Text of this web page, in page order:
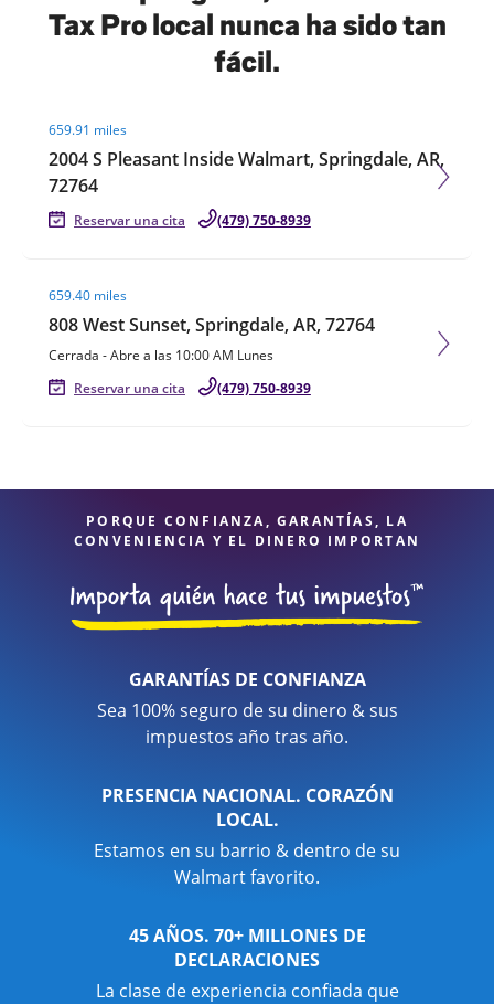
Tax Pro local nunca ha sido tan
fácil.
659.91 miles
2004 S Pleasant Inside Walmart, Springdale, AR,
72764
Reservar una cita (479) 750-8939
659.40 miles
808 West Sunset, Springdale, AR, 72764
Cerrada -Abre a las 10:00 AM Lunes
Reservar una cita
(479) 750-8939
PORQUE CONFIANZA, GARANTÍAS, LA
CONVENIENCIA Y EL DINERO IMPORTAN
GARANTÍAS DE CONFIANZA
Sea 100% seguro de su dinero & sus
impuestos año tras año.
PRESENCIA NACIONAL. CORAZÓN
LOCAL.
Estamos en su barrio & dentro de su
Walmart favorito.
45 AÑOS. 70+ MILLONES DE
DECLARACIONES
La clase de experiencia confiada que